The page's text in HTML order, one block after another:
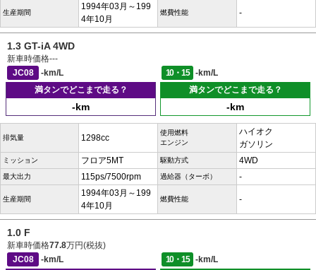
生産期間
1994年03月～199
4年10月
燃費性能 -
1.3 GT-iA 4WD
新車時価格---
JC08
-km/L 10・15
-km/L
満タンでどこまで走る？
-km
満タンでどこまで走る？
-km
排気量 1298cc
使用燃料
エンジン
ハイオク
ガソリン
ミッション フロア5MT 駆動方式 4WD
最大出力 115ps/7500rpm 過給器（ターボ） -
生産期間
1994年03月～199
4年10月
燃費性能 -
1.0 F
新車時価格77.8万円(税抜)
JC08
-km/L 10・15
-km/L